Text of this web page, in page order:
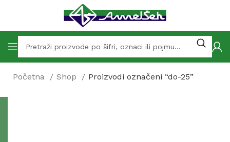
Početna Shop Proizvodi označeni “do-25”